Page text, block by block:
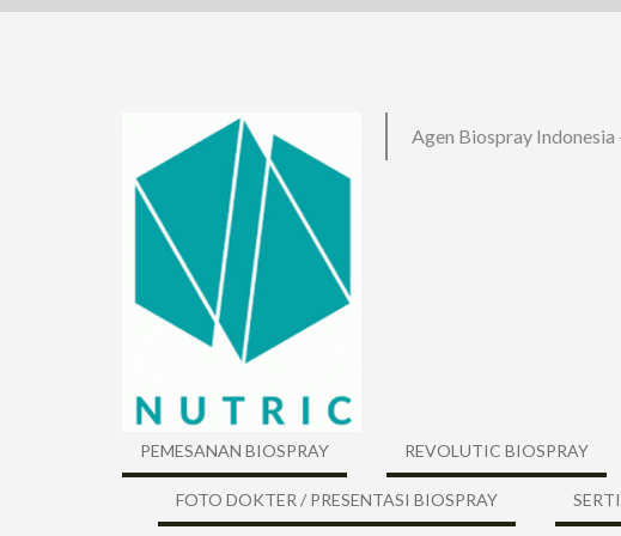
Skip
Agen Biospray
PEMESANAN BIOSPRAY REVOLUTIC BIOSPRAY
FOTO DOKTER / PRESENTASI BIOSPRAY